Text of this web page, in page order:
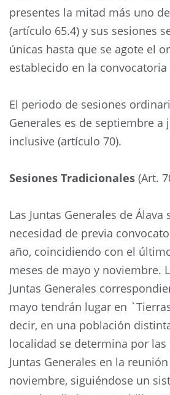
presentes la mitad más uno
(artículo 65.4) y sus sesiones
únicas hasta que se agote el
establecido en la convocatoria
El periodo de sesiones
Generales es de septiembre a
inclusive (artículo 70).
Sesiones Tradicionales (Art.
Las Juntas Generales de Álava
necesidad de previa
año, coincidiendo con el
meses de mayo y noviembre.
Juntas Generales
mayo tendrán lugar en
decir, en una población
localidad se determina por las
Juntas Generales en la
noviembre, siguiéndose un